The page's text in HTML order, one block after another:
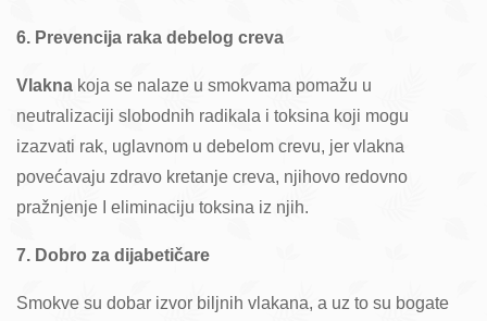
6. Prevencija raka debelog creva
Vlakna koja se nalaze u smokvama pomažu u
neutralizaciji slobodnih radikala i toksina koji mogu
izazvati rak, uglavnom u debelom crevu, jer vlakna
povećavaju zdravo kretanje creva, njihovo redovno
pražnjenje I eliminaciju toksina iz njih.
7. Dobro za dijabetičare
Smokve su dobar izvor biljnih vlakana, a uz to su bogate